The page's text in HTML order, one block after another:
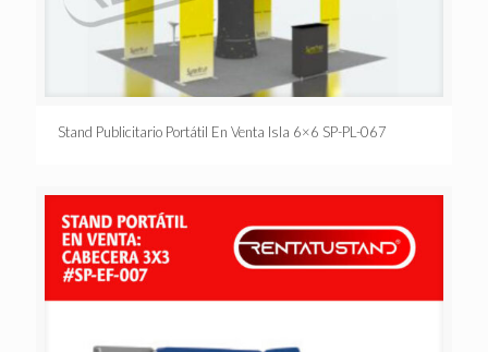
Stand Publicitario Portátil En Venta Isla 6×6 SP-PL-067